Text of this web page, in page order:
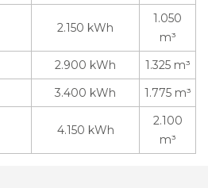
2.150 kWh
1.050
m³
2.900 kWh
1.325 m³
3.400 kWh 1.775 m³
4.150 kWh
2.100
m³